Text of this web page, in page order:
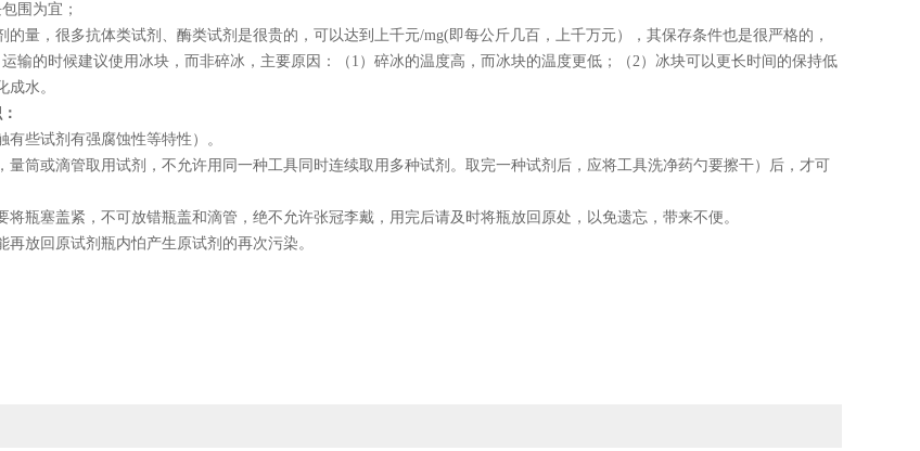
围为宜；
的量，很多抗体类试剂、酶类试剂是很贵的，可以达到上千元/mg(即每公斤几百，上千万元），其保存条件也是很严格的，
输的时候建议使用冰块，而非碎冰，主要原因：（ 1 ）碎冰的温度高，而冰块的温度更低；（2）冰块可以更长时间的保持低
成水。
有些试剂有强腐蚀性等特性）。
量筒或滴管取用试剂，不允许用同一种工具同时连续取用多种试剂。取完一种试剂后，应将工具洗净药勺要擦干）后，才可
将瓶塞盖紧，不可放错瓶盖和滴管，绝不允许张冠李戴，用完后请及时将瓶放回原处，以免遗忘，带来不便。
再放回原试剂瓶内怕产生原试剂的再次污染。